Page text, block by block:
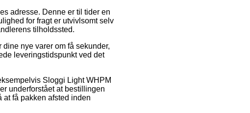
adresse. Denne er til tider en
for fragt er utvivlsomt selv
tilholdssted.
nye varer om få sekunder,
leveringstidspunkt ved det
Sloggi Light WHPM
underforstået at bestillingen
få pakken afsted inden